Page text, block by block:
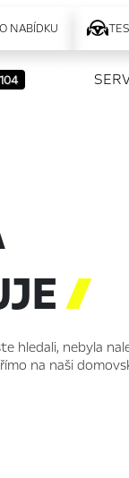
NABÍDKU
104

hledali, nebyla
na naši